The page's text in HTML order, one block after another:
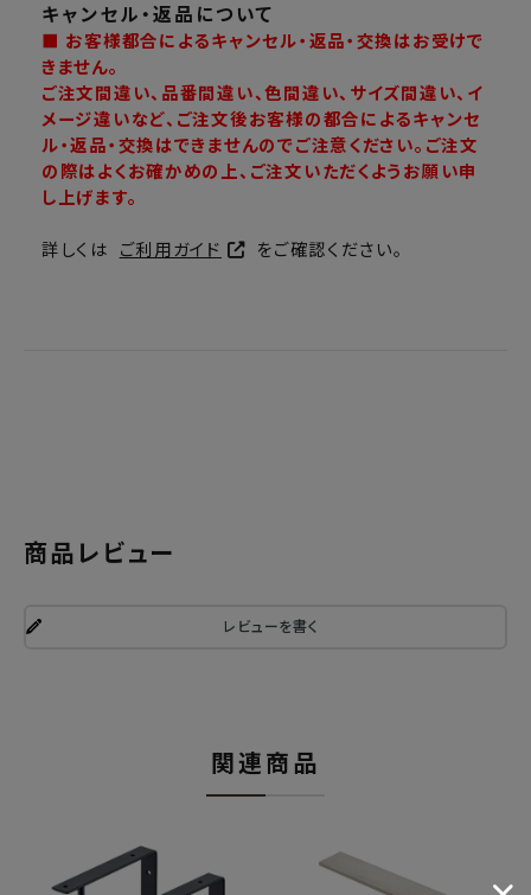
キャンセル・返品について
■ お客様都合によるキャンセル・返品・交換はお受けで
きません。
ご注文間違い、品番間違い、色間違い、サイズ間違い、イ
メージ違いなど、ご注文後お客様の都合によるキャンセ
ル・返品・交換はできませんのでご注意ください。ご注文
の際はよくお確かめの上、ご注文いただくようお願い申
し上げます。
詳しくは ご利用ガイド をご確認ください。
商品レビュー
レビューを書く
関連商品